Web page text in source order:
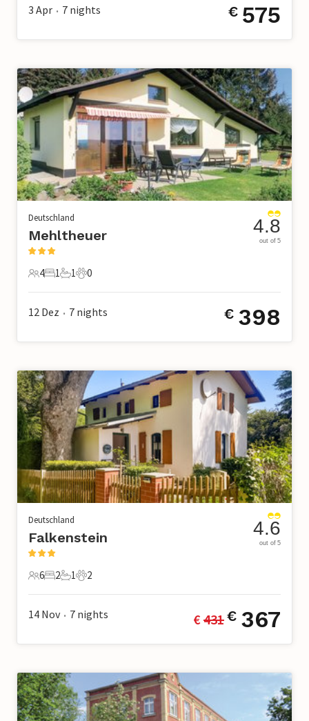
3 Apr • 7 nights € 575
Deutschland
Mehltheuer
4 Gäste
4
1 Schlafzimmer
1
1 Badezimmer
1
0 Haustiere
0
4.8
out of 5
12 Dez • 7 nights € 398
Deutschland
Falkenstein
6 Gäste
6
2 Schlafzimmer
2
1 Badezimmer
1
2 Haustiere
2
4.6
out of 5
14 Nov • 7 nights € 431€ 367